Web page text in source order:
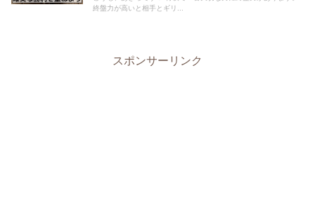
終盤力が高いと相手とギリ...
スポンサーリンク